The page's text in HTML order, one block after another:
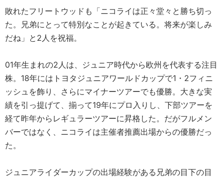
敗れたフリートウッドも「ニコライは正々堂々と勝ち切っ
た。兄弟にとって特別なことが起きている。将来が楽しみ
だね」と2人を祝福。
01年生まれの2人は、ジュニア時代から欧州を代表する注目
株。18年にはトヨタジュニアワールドカップで1・2フィニ
ッシュを飾り、さらにマイナーツアーでも優勝。大きな実
績を引っ提げて、揃って19年にプロ入りし、下部ツアーを
経て昨年からレギュラーツアーに昇格した。だがフルメン
バーではなく、ニコライは主催者推薦出場からの優勝だっ
た。
ジュニアライダーカップの出場経験がある兄弟の目下の目